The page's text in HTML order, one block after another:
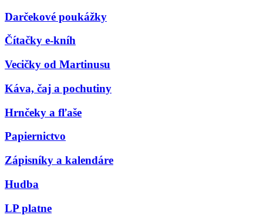
Darčekové poukážky
Čítačky e-kníh
Vecičky od Martinusu
Káva, čaj a pochutiny
Hrnčeky a fľaše
Papiernictvo
Zápisníky a kalendáre
Hudba
LP platne